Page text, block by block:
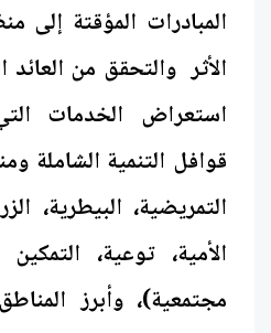
المبادرات المؤقتة
الأثر والتحقق من العائد
استعراض الخدمات
قوافل التنمية الشاملة
التمريضية، البيطرية،
الأمية، توعية،
مجتمعية)، وأبرز